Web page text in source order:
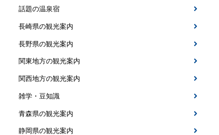
話題の温泉宿
長崎県の観光案内
長野県の観光案内
関東地方の観光案内
関西地方の観光案内
雑学・豆知識
青森県の観光案内
静岡県の観光案内